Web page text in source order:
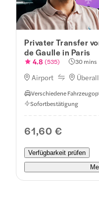
Privater Transfer
de Gaulle in Paris
4.8 (535) 30 mins
Airport
Verschiedene
Sofortbestätigung
61,60 €
Verfügbarkeit prüfen